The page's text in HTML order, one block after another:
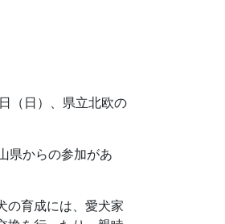
（日）、県立北欧の
県からの参加があ
の育成には、愛犬家